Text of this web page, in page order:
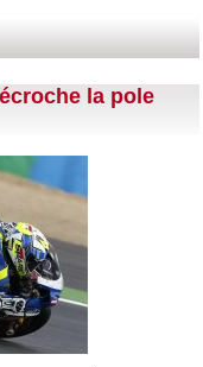
la pole